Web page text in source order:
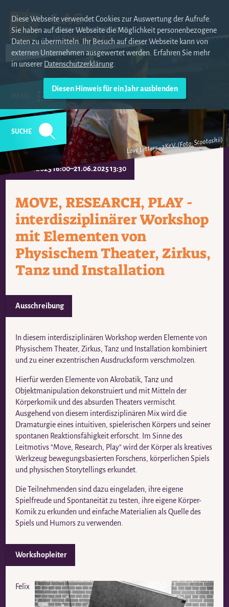
Diese Webseite verwendet Cookies zur Auswertung der Aufrufe.
Sie haben auf dieser Webseite die Möglichkeit personenbezogene
Daten zu übermitteln. Ihr Besuch auf dieser Webseite kann von
externen Unternehmen ausgewertet werden. Erfahren Sie mehr
in unserer Datenschutzerklärung
SUCHE
Love Letters - 3Ke.V. (Foto: Scootoshii)
20.06.2025 16:00–21.06.2025 13:30
MOVE, RESEARCH, PLAY -
interdisziplinärer Workshop
mit Elementen von
Physischem Theater, Zirkus,
Tanz und Installation
Ausschreibung
In diesem interdisziplinären Workshop werden Elemente von
Physischem Theater, Zirkus, Tanz und Installation kombiniert
und zu einer exzentrischen Ausdrucksform verschmolzen.
Hierfür werden Elemente von Akrobatik, Tanz und
Objektmanipulation dekonstruiert und mit Mitteln der
Körperkomik und des absurden Theaters vermischt.
Ausgehend von diesem interdisziplinären Mix wird die
Dramaturgie eines intuitiven, spielerischen Körpers und seiner
spontanen Reaktionsfähigkeit erforscht. Im Sinne des
Leitmotivs “Move, Research, Play” wird der Körper als kreatives
Werkzeug bewegungsbasierten Forschens, körperlichen Spiels
und physischen Storytellings erkundet.
Die Teilnehmenden sind dazu eingeladen, ihre eigene
Spielfreude und Spontaneität zu testen, ihre eigene Körper-
Komik zu erkunden und einfache Materialien als Quelle des
Spiels und Humors zu verwenden.
Workshopleiter
Felix